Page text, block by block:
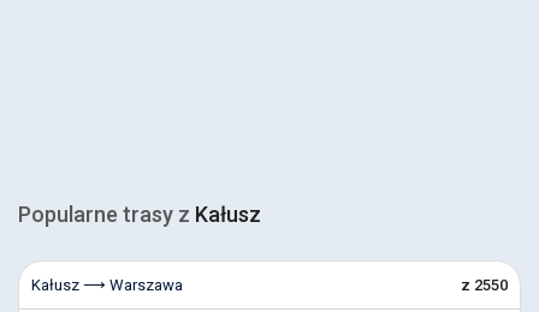
Popularne trasy z Kałusz
Kałusz ⟶ Warszawa z 2550